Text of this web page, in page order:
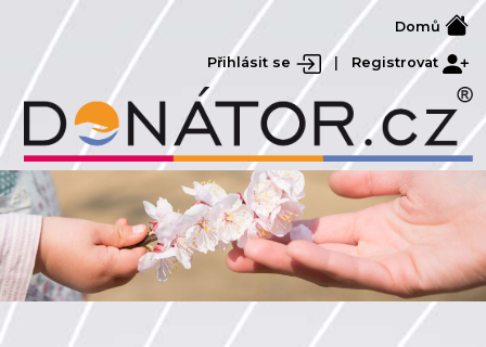
Domů
Přihlásit se | Registrovat